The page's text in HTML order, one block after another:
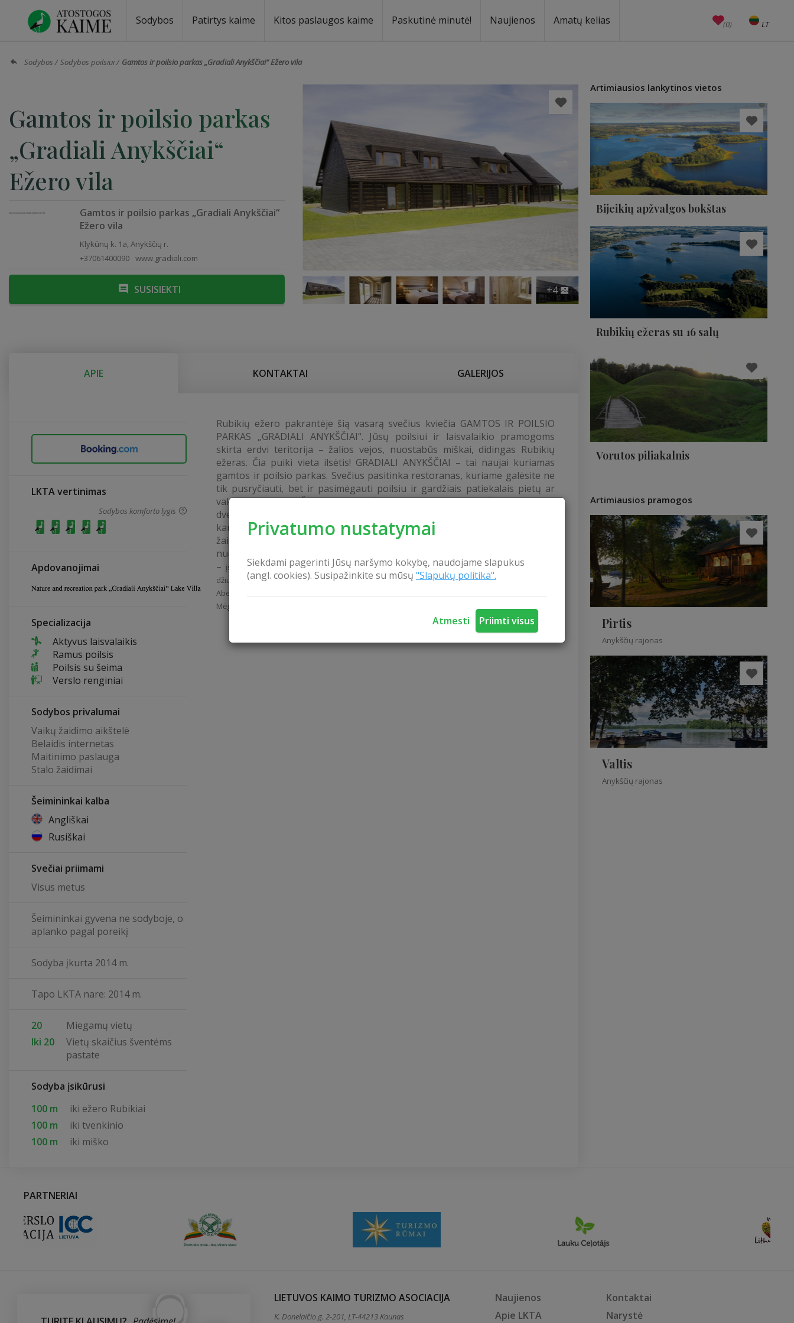
Privatumo nustatymai
Siekdami pagerinti Jūsų naršymo kokybę, naudojame slapukus
(angl. cookies). Susipažinkite su mūsų "Slapukų politika".
Atmesti Priimti visus
Sodybos Patirtys kaime Kitos paslaugos kaime Paskutinė minutė! Naujienos Amatų kelias (0) LT
EN
Sodybos Sodybos poilsiui Gamtos ir poilsio parkas „Gradiali Anykščiai“ Ežero vila
Gamtos ir poilsio parkas
„Gradiali Anykščiai“
Ežero vila
Gamtos ir poilsio parkas „Gradiali Anykščiai“
Ežero vila
Klykūnų k. 1a, Anykščių r.
+37061400090 www.gradiali.com
SUSISIEKTI +4
APIE KONTAKTAI GALERIJOS
LKTA vertinimas
Sodybos komforto lygis
Apdovanojimai
Specializacija
Aktyvus laisvalaikis
Ramus poilsis
Poilsis su šeima
Verslo renginiai
Sodybos privalumai
Vaikų žaidimo aikštelė
Belaidis internetas
Maitinimo paslauga
Stalo žaidimai
Šeimininkai kalba
Angliškai
Rusiškai
Svečiai priimami
Visus metus
Šeimininkai gyvena ne sodyboje, o
aplanko pagal poreikį
Sodyba įkurta 2014 m.
Tapo LKTA nare: 2014 m.
20
Miegamų vietų
Iki 20
Vietų skaičius šventėms
pastate
Sodyba įsikūrusi
100 m
iki ežero Rubikiai
100 m
iki tvenkinio
100 m
iki miško
Rubikių ežero pakrantėje šią vasarą svečius kviečia GAMTOS IR POILSIO
PARKAS „GRADIALI ANYKŠČIAI“. Jūsų poilsiui ir laisvalaikio pramogoms
skirta erdvi teritorija – žalios vejos, nuostabūs miškai, didingas Rubikių
ežeras. Čia puiki vieta ilsėtis! GRADIALI ANYKŠČIAI – tai naujai kuriamas
gamtos ir poilsio parkas. Svečius pasitinka restoranas, kuriame galėsite ne
tik pusryčiauti, bet ir pasimėgauti poilsiu ir gardžiais patiekalais pietų ar
vakarienės metu. Šalia Rubikių ežero įrengta moderni „Ežero vila“, kur
dvejuose aukštuose svečių laukia moderniai ir šiuolaikiškai įrengti
kambariai bei šeimos apartamentai. Čia taip pat yra laisvalaikio ir stalo
žaidimų zona, o saulės voniomis ir kraštovaizdžiu galėsite mėgautis
nuostabioje lauko terasoje. Gamtos ir poilsio parkas „GRADIALI ANYKŠČIAI“
– įsikūręs įspūdingame Anykščių krašto kampelyje. Čia nuostabus gamtovaizdis – svečius
džiugina paryčiais ir vakarėjant čiulbantys parko paukščiai, stebina atklystantys žvėrys.
Abejingų nepalieka įspūdingas, net 16 salų Rubikių ežeras, džiuginantis žūklės mėgėjus.
Mėgstančius leisti laiką natūralioje gamtoje laukia grybų ir kitų gamtos gėrybių pilni miškai...
Artimiausios lankytinos vietos
Bijeikių apžvalgos bokštas
Rubikių ežeras su 16 salų
Vorutos piliakalnis
Artimiausios pramogos
Pirtis
Anykščių rajonas
Valtis
Anykščių rajonas
PARTNERIAI
LIETUVOS KAIMO TURIZMO ASOCIACIJA
K. Donelaičio g. 2-201, LT-44213 Kaunas
Naujienos
Kontaktai
Apie LKTA
Narystė